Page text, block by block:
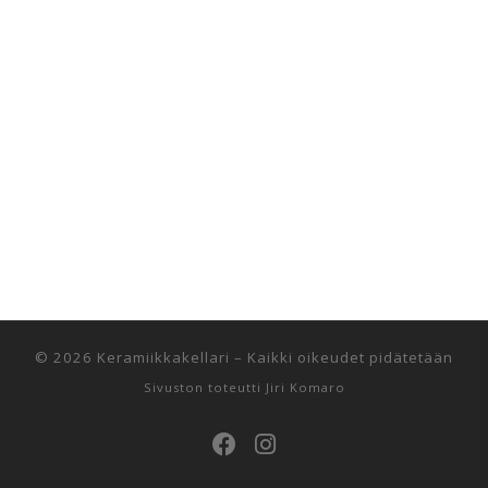
© 2026 Keramiikkakellari – Kaikki oikeudet pidätetään
Sivuston toteutti Jiri Komaro